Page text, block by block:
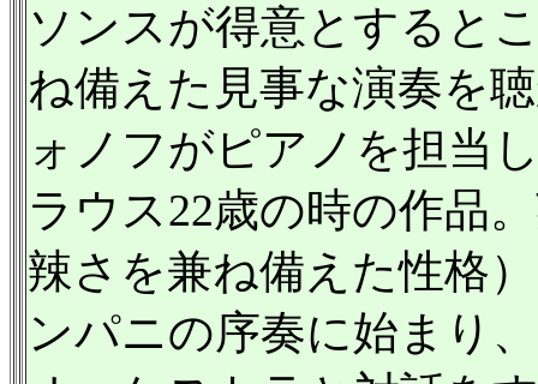
ソンスが得意とすると
ね備えた見事な演奏を
ォノフがピアノを担当
ラウス22歳の時の作品
辣さを兼ね備えた性格
ンパニの序奏に始まり